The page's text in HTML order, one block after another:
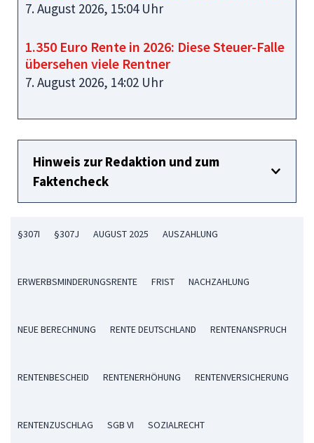
7. August 2026, 15:04 Uhr
1.350 Euro Rente in 2026: Diese Steuer-Falle
übersehen viele Rentner
7. August 2026, 14:02 Uhr
Hinweis zur Redaktion und zum
Faktencheck
§307I §307J AUGUST 2025 AUSZAHLUNG
ERWERBSMINDERUNGSRENTE FRIST NACHZAHLUNG
NEUE BERECHNUNG RENTE DEUTSCHLAND RENTENANSPRUCH
RENTENBESCHEID RENTENERHÖHUNG RENTENVERSICHERUNG
RENTENZUSCHLAG SGB VI SOZIALRECHT